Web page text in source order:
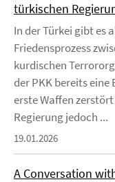
türkischen
In der Türkei gibt es
Friedensprozess
kurdischen
der PKK bereits
erste Waffen
Regierung jedoch ...
19.01.2026
A Conversation